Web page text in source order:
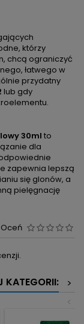
którzy
chcą ograniczyć
łatwego w
przydatny
lub gdy
30ml to
dla
zapewnia lepszą
się glonów, a
pielęgnację
Oceń
KATEGORII:
>
<